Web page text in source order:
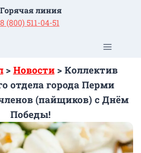
Горячая линия
8 (800) 511-04-51
> Новости> Коллектив
отдела города Перми
(пайщиков) с Днём
Победы!